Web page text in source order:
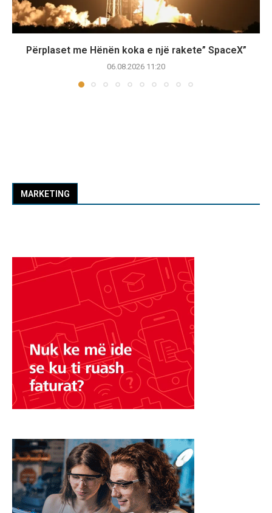
Përplaset me Hënën koka e një rakete” SpaceX”
06.08.2026 11:20
MARKETING